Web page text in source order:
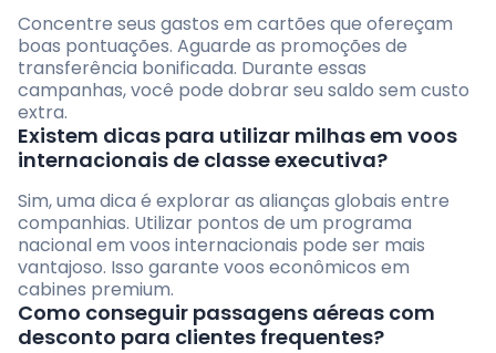
Concentre seus gastos em cartões que ofereçam
boas pontuações. Aguarde as promoções de
transferência bonificada. Durante essas
campanhas, você pode dobrar seu saldo sem custo
extra.
Existem dicas para utilizar milhas em voos
internacionais de classe executiva?
Sim, uma dica é explorar as alianças globais entre
companhias. Utilizar pontos de um programa
nacional em voos internacionais pode ser mais
vantajoso. Isso garante voos econômicos em
cabines premium.
Como conseguir passagens aéreas com
desconto para clientes frequentes?